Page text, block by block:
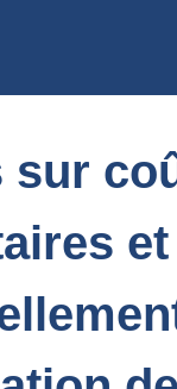
Actualités des
:
sur
et